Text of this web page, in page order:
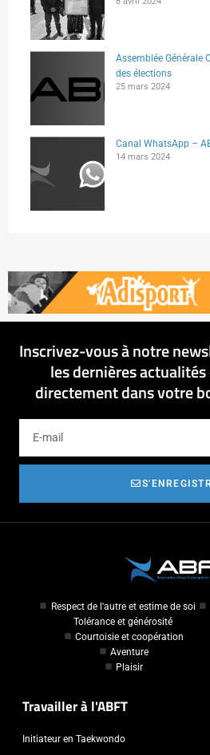
Assemblée Générale
des élections
25 mars 2024
Canal WhatsApp –
14 mars 2024
Inscrivez-vous à notre
les dernières
directement dans votre
Respect de l'autre et estime de soi
Tolérance et générosité
Courtoisie et coopération
Aventure
Plaisir
Travailler à l'ABFT
Initiateur en Taekwondo